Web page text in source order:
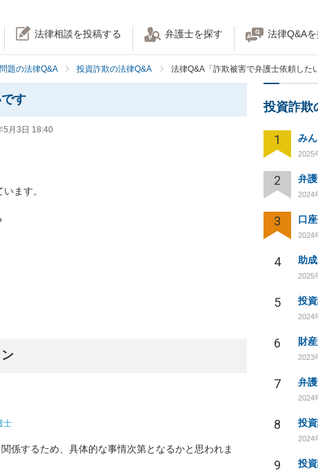
法律相談を投稿する 弁護士を探す 法律Q&A
題の法律Q&A 投資詐欺の法律Q&A 法律Q&A「詐欺被害で弁護士依頼した
す
5月3日 18:40
ます。
士
係するため、具体的な事情次第となるかと思われま
投資詐欺
1 み
2025
2 弁
2024
3
2024
4
2025
5
2024
6
2023
7 弁
2024
8
2024
9 投